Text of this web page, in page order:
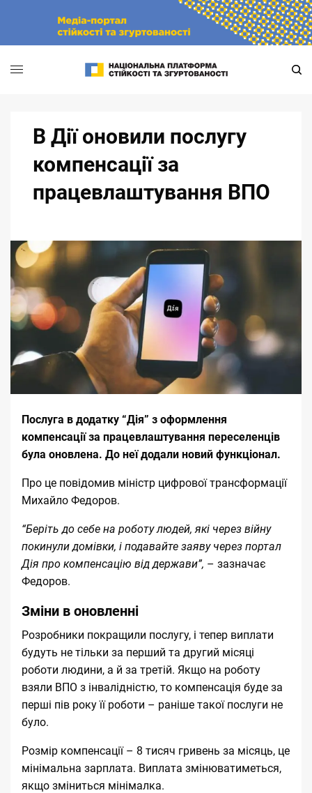
В Дії оновили послугу
компенсації за
працевлаштування ВПО
Послуга в додатку “Дія” з оформлення
компенсації за працевлаштування переселенців
була оновлена. До неї додали новий функціонал.
Про це повідомив міністр цифрової трансформації
Михайло Федоров.
“Беріть до себе на роботу людей, які через війну
покинули домівки, і подавайте заяву через портал
Дія про компенсацію від держави”, – зазначає
Федоров.
Зміни в оновленні
Розробники покращили послугу, і тепер виплати
будуть не тільки за перший та другий місяці
роботи людини, а й за третій. Якщо на роботу
взяли ВПО з інвалідністю, то компенсація буде за
перші пів року її роботи – раніше такої послуги не
було.
Розмір компенсації – 8 тисяч гривень за місяць, це
мінімальна зарплата. Виплата змінюватиметься,
якщо зміниться мінімалка.